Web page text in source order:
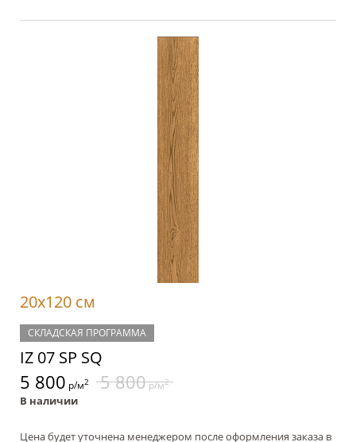
20x120 см
СКЛАДСКАЯ ПРОГРАММА
IZ 07 SP SQ
5 800 р/м2 5 800р/м2
В наличии
Цена будет уточнена менеджером после оформления заказа в